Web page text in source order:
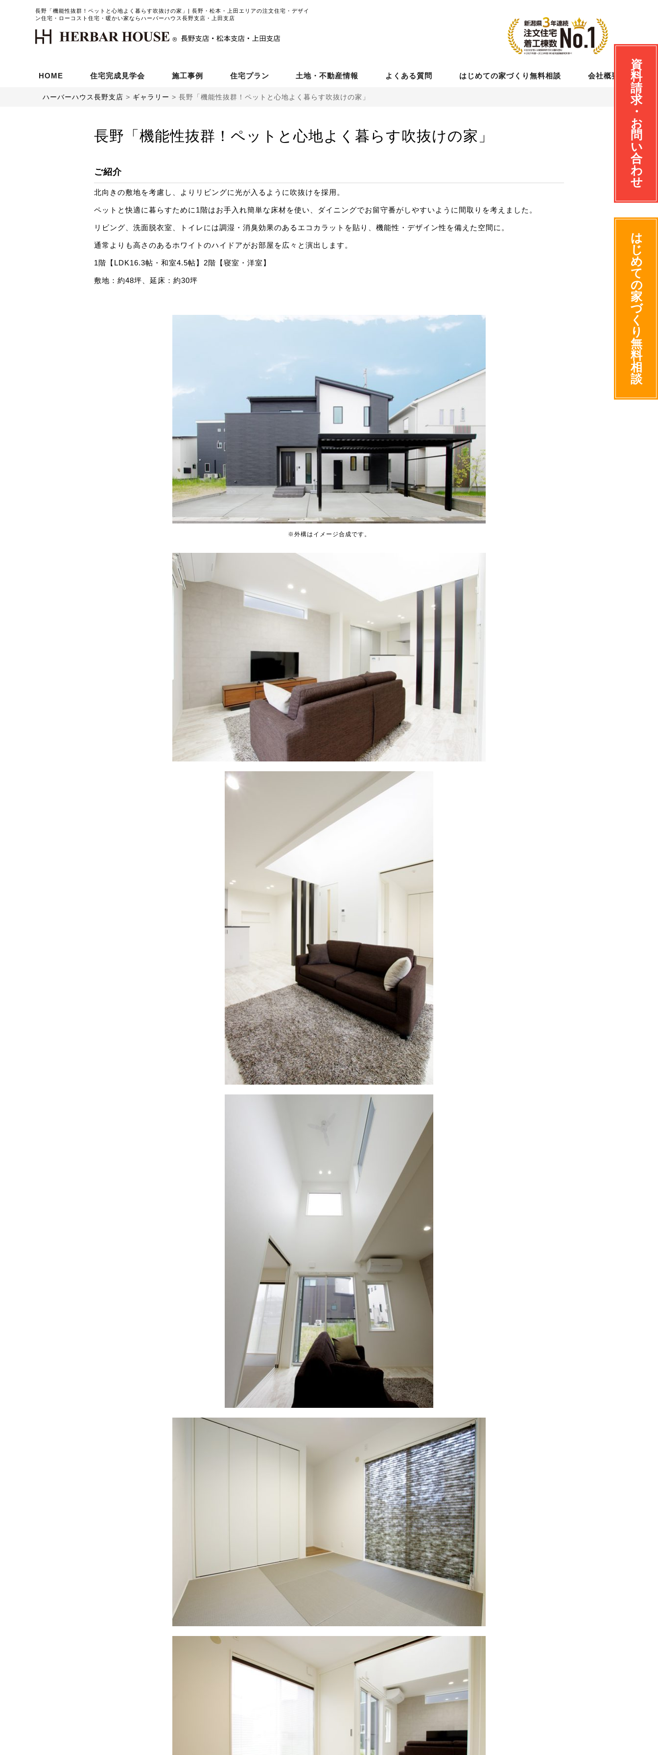
長野「機能性抜群！ペットと心地よく暮らす吹抜けの家」| 長野・松本・上田エリアの注文住宅・デザイ
ン住宅・ローコスト住宅・暖かい家ならハーバーハウス長野支店・上田支店
HOME 住宅完成見学会 施工事例 住宅プラン 土地・不動産情報 よくある質問 はじめての家づくり無料相談 会社概要
ハーバーハウス長野支店 > ギャラリー > 長野「機能性抜群！ペットと心地よく暮らす吹抜けの家」
長野「機能性抜群！ペットと心地よく暮らす吹抜けの家」
ご紹介
北向きの敷地を考慮し、よりリビングに光が入るように吹抜けを採用。
ペットと快適に暮らすために1階はお手入れ簡単な床材を使い、ダイニングでお留守番がしやすいように間取りを考えました。
リビング、洗面脱衣室、トイレには調湿・消臭効果のあるエコカラットを貼り、機能性・デザイン性を備えた空間に。
通常よりも高さのあるホワイトのハイドアがお部屋を広々と演出します。
1階【LDK16.3帖・和室4.5帖】2階【寝室・洋室】
敷地：約48坪、延床：約30坪
※外構はイメージ合成です。
資
料
請
求
・
お
問
い
合
わ
せ
は
じ
め
て
の
家
づ
く
り
無
料
相
談